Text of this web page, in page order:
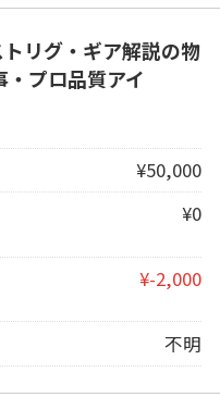
トリグ・ギア解説の物
プロ品質アイ
¥50,000
¥0
¥-2,000
不明